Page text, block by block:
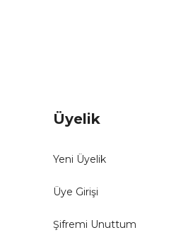
Üyelik
Yeni Üyelik
Üye Girişi
Şifremi Unuttum